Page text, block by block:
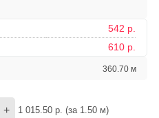
542 р.
610 р.
360.70 м
+ 1 015.50 р. (за 1.50 м)